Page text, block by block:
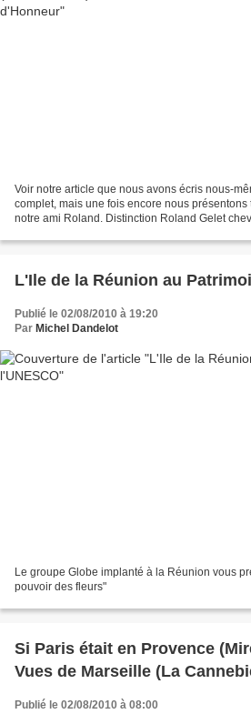
Voir notre article que nous avons écris nous-
complet, mais une fois encore nous
notre ami Roland. Distinction Roland Gelet
L'Ile de la Réunion au
Publié le 02/08/2010 à 19:20
Par Michel Dandelot
Le groupe Globe implanté à la Réunion vous
pouvoir des fleurs"
Si Paris était en Provence
Vues de Marseille (La
Publié le 02/08/2010 à 08:00